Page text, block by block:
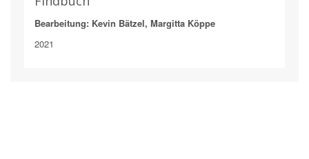
Bearbeitung: Kevin Bätzel, Margitta Köppe
2021